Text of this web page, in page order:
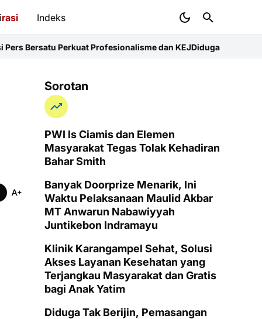
rasi Indeks
Profesionalisme dan KEJDiduga Sunat Ketebalan Jalan di
Sorotan
PWI ls Ciamis dan Elemen
Masyarakat Tegas Tolak Kehadiran
Bahar Smith
Banyak Doorprize Menarik, Ini
Waktu Pelaksanaan Maulid Akbar
MT Anwarun Nabawiyyah
Juntikebon Indramayu
Klinik Karangampel Sehat, Solusi
Akses Layanan Kesehatan yang
Terjangkau Masyarakat dan Gratis
bagi Anak Yatim
Diduga Tak Berijin, Pemasangan